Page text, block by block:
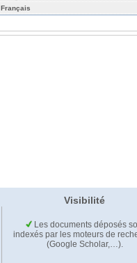
Français
Visibilité
Les documents déposés
indexés par les moteurs de
(Google Scholar,…).